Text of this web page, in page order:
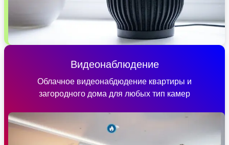
Видеонаблюдение
Облачное видеонабдюдение квартиры и
загородного дома для любых тип камер